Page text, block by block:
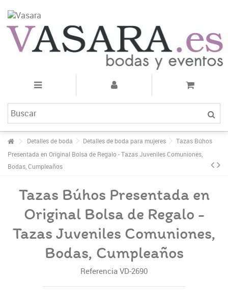
Detalles de boda Detalles de boda para mujeres
Tazas Búhos
Presentada en Original Bolsa de Regalo - Tazas Juveniles Comuniones,
Bodas, Cumpleaños
Tazas Búhos Presentada en
Original Bolsa de Regalo -
Tazas Juveniles Comuniones,
Bodas, Cumpleaños
Referencia VD-2690